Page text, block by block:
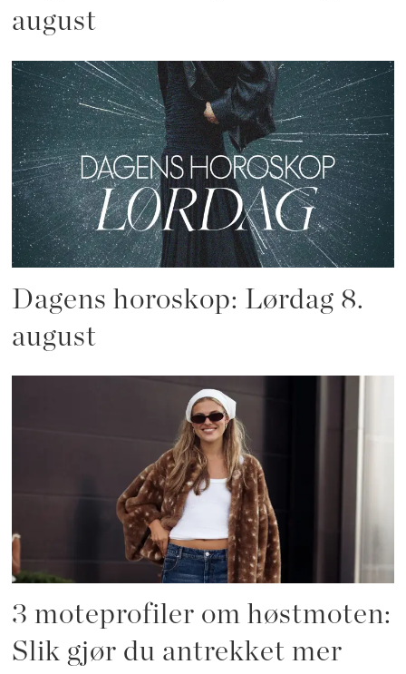
august
Dagens horoskop: Lørdag 8.
august
3 moteprofiler om høstmoten:
Slik gjør du antrekket mer